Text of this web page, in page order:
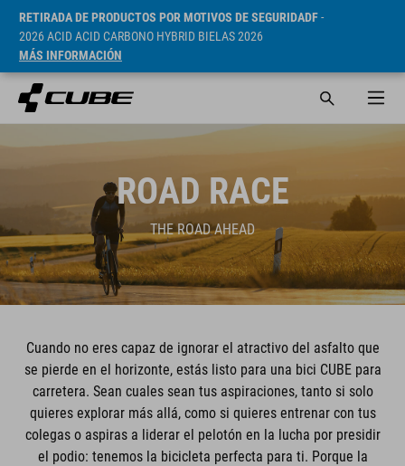
RETIRADA DE PRODUCTOS POR MOTIVOS DE SEGURIDADF-
2026 ACID ACID CARBONO HYBRID BIELAS 2026
MÁS INFORMACIÓN
ROAD RACE
THE ROAD AHEAD
Cuando no eres capaz de ignorar el atractivo del asfalto que
se pierde en el horizonte, estás listo para una bici CUBE para
carretera. Sean cuales sean tus aspiraciones, tanto si solo
quieres explorar más allá, como si quieres entrenar con tus
colegas o aspiras a liderar el pelotón en la lucha por presidir
el podio: tenemos la bicicleta perfecta para ti. Porque la